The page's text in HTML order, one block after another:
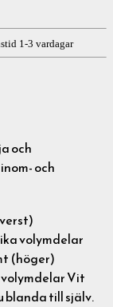
1-3 vardagar
och
och
volymdelar
(höger)
Vit
blanda till själv.